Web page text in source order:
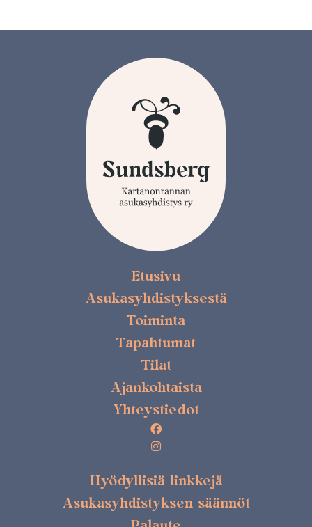
Etusivu
Asukasyhdistyksestä
Toiminta
Tapahtumat
Tilat
Ajankohtaista
Yhteystiedot
Hyödyllisiä linkkejä
Asukasyhdistyksen säännöt